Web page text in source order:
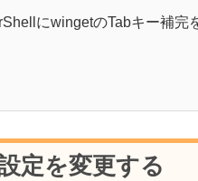
にwingetのTabキー補完
定を変更する